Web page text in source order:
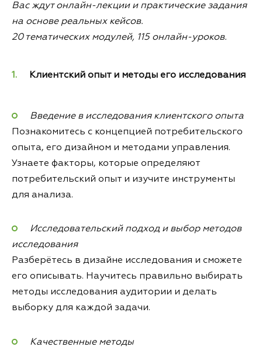
Вас ждут онлайн-лекции и практические задания
на основе реальных кейсов.
20 тематических модулей, 115 онлайн-уроков.
Клиентский опыт и методы его исследования
Введение в исследования клиентского опыта
Познакомитесь с концепцией потребительского
опыта, его дизайном и методами управления.
Узнаете факторы, которые определяют
потребительский опыт и изучите инструменты
для анализа.
Исследовательский подход и выбор методов
исследования
Разберётесь в дизайне исследования и сможете
его описывать. Научитесь правильно выбирать
методы исследования аудитории и делать
выборку для каждой задачи.
Качественные методы